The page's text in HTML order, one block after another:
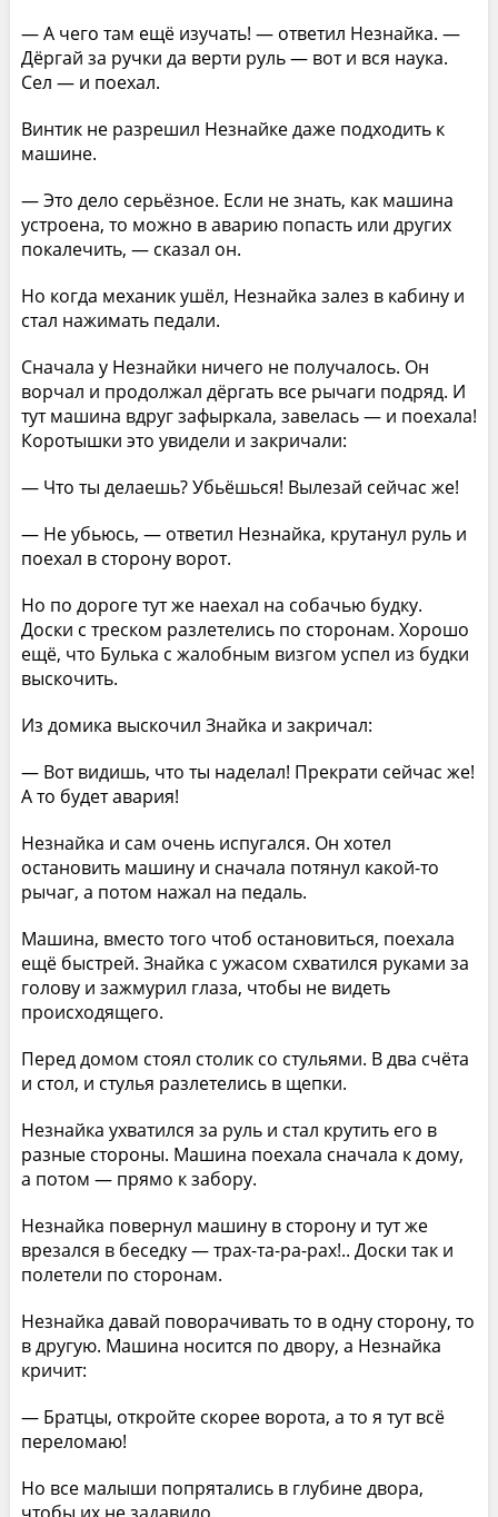
— А чего там ещё изучать! — ответил Незнайка. —
Дёргай за ручки да верти руль — вот и вся наука.
Сел — и поехал.
Винтик не разрешил Незнайке даже подходить к
машине.
— Это дело серьёзное. Если не знать, как машина
устроена, то можно в аварию попасть или других
покалечить, — сказал он.
Но когда механик ушёл, Незнайка залез в кабину и
стал нажимать педали.
Сначала у Незнайки ничего не получалось. Он
ворчал и продолжал дёргать все рычаги подряд. И
тут машина вдруг зафыркала, завелась — и поехала!
Коротышки это увидели и закричали:
— Что ты делаешь? Убьёшься! Вылезай сейчас же!
— Не убьюсь, — ответил Незнайка, крутанул руль и
поехал в сторону ворот.
Но по дороге тут же наехал на собачью будку.
Доски с треском разлетелись по сторонам. Хорошо
ещё, что Булька с жалобным визгом успел из будки
выскочить.
Из домика выскочил Знайка и закричал:
— Вот видишь, что ты наделал! Прекрати сейчас же!
А то будет авария!
Незнайка и сам очень испугался. Он хотел
остановить машину и сначала потянул какой-то
рычаг, а потом нажал на педаль.
Машина, вместо того чтоб остановиться, поехала
ещё быстрей. Знайка с ужасом схватился руками за
голову и зажмурил глаза, чтобы не видеть
происходящего.
Перед домом стоял столик со стульями. В два счёта
и стол, и стулья разлетелись в щепки.
Незнайка ухватился за руль и стал крутить его в
разные стороны. Машина поехала сначала к дому,
а потом — прямо к забору.
Незнайка повернул машину в сторону и тут же
врезался в беседку — трах-та-ра-рах!.. Доски так и
полетели по сторонам.
Незнайка давай поворачивать то в одну сторону, то
в другую. Машина носится по двору, а Незнайка
кричит:
— Братцы, откройте скорее ворота, а то я тут всё
переломаю!
Но все малыши попрятались в глубине двора,